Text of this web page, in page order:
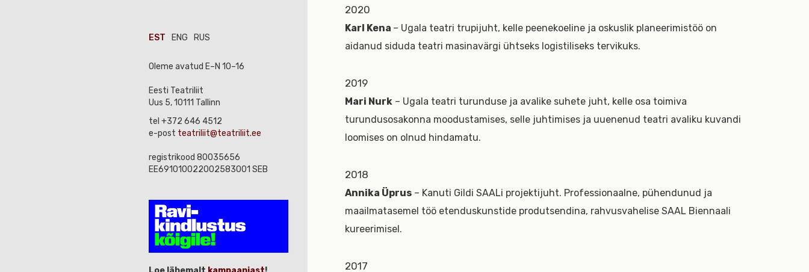
EST ENG RUS
Oleme avatud E–N 10–16
Eesti Teatriliit
Uus 5, 10111 Tallinn
tel +372 646 4512
e-post teatriliit@teatriliit.ee
registrikood 80035656
EE691010022002583001 SEB
2020
Karl Kena – Ugala teatri trupijuht, kelle peenekoeline ja oskuslik planeerimistöö on
aidanud siduda teatri masinavärgi ühtseks logistiliseks tervikuks.
2019
Mari Nurk– Ugala teatri turunduse ja avalike suhete juht, kelle osa toimiva
turundusosakonna moodustamises, selle juhtimises ja uuenenud teatri avaliku kuvandi
loomises on olnud hindamatu.
2018
Annika Üprus– Kanuti Gildi SAALi projektijuht. Professionaalne, pühendunud ja
maailmatasemel töö etenduskunstide produtsendina, rahvusvahelise SAAL Biennaali
kureerimisel.
2017